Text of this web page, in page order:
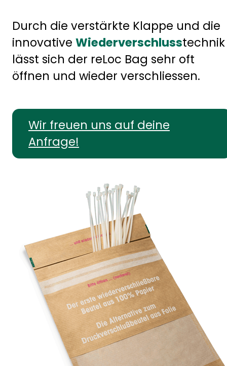
Durch die verstärkte Klappe und die
innovative Wiederverschlusstechnik
lässt sich der reLoc Bag sehr oft
öffnen und wieder verschliessen.
Wir freuen uns auf deine
Anfrage!